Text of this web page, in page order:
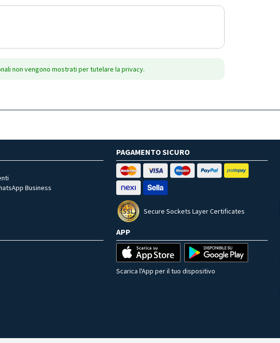
non vengono mostrati per tutelare la privacy.
Business
PAGAMENTO SICURO
Secure Sockets Layer Certificates
APP
Scarica l'App per il tuo dispositivo